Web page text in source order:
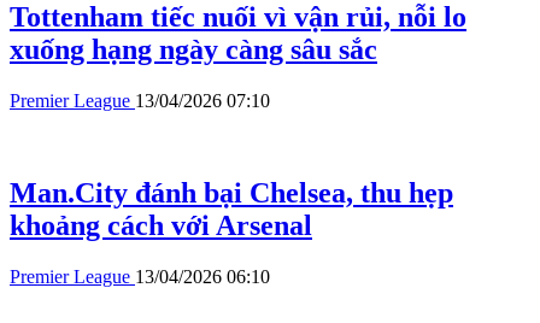
Tottenham tiếc nuối vì vận rủi, nỗi lo
xuống hạng ngày càng sâu sắc
Premier League 13/04/2026 07:10
Man.City đánh bại Chelsea, thu hẹp
khoảng cách với Arsenal
Premier League 13/04/2026 06:10